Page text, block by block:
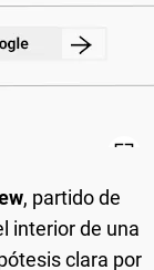
, partido de
interior de una
clara por